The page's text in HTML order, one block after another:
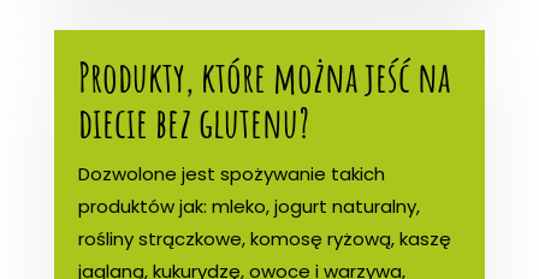
Produkty, które można jeść na
diecie bez glutenu?
Dozwolone jest spożywanie takich
produktów jak: mleko, jogurt naturalny,
rośliny strączkowe, komosę ryżową, kaszę
jaglaną, kukurydzę, owoce i warzywa,